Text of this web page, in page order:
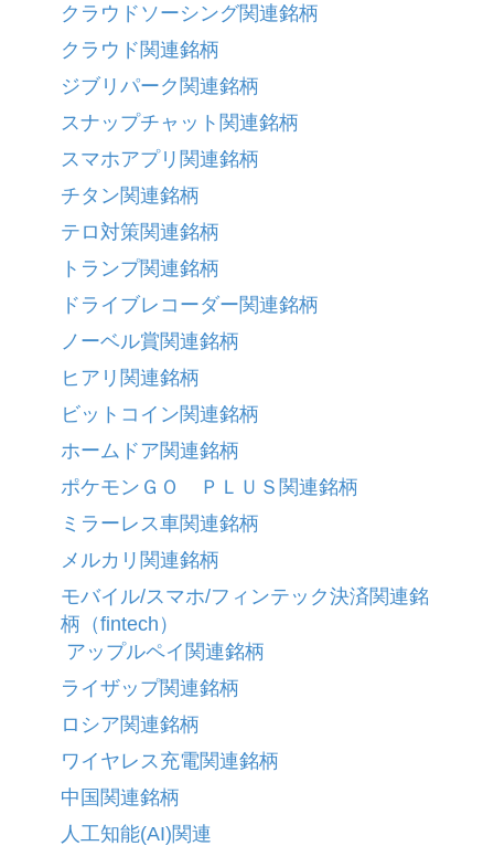
クラウドソーシング関連銘柄
クラウド関連銘柄
ジブリパーク関連銘柄
スナップチャット関連銘柄
スマホアプリ関連銘柄
チタン関連銘柄
テロ対策関連銘柄
トランプ関連銘柄
ドライブレコーダー関連銘柄
ノーベル賞関連銘柄
ヒアリ関連銘柄
ビットコイン関連銘柄
ホームドア関連銘柄
ポケモンＧＯ ＰＬＵＳ関連銘柄
ミラーレス車関連銘柄
メルカリ関連銘柄
モバイル/スマホ/フィンテック決済関連銘
柄（fintech）
アップルペイ関連銘柄
ライザップ関連銘柄
ロシア関連銘柄
ワイヤレス充電関連銘柄
中国関連銘柄
人工知能(AI)関連